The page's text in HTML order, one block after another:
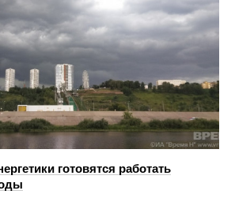
готовятся работать